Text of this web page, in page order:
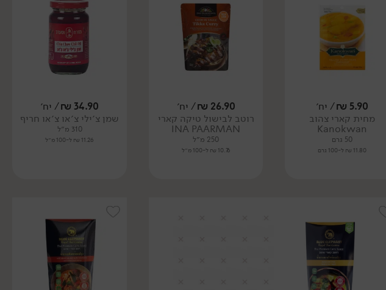
5.90
₪/ יח׳
מחית קארי צהוב
Kanokwan
50 גרם
11.80 ₪ ל-100 גרם
26.90
₪/ יח׳
רוטב לבישול טיקה קארי
INA PAARMAN
250 מ״ל
10.76 ₪ ל-100 מ״ל
34.90
₪/ יח׳
שמן צ׳ילי צ׳או צ׳או חריף
310 מ״ל
11.26 ₪ ל-100 מ״ל